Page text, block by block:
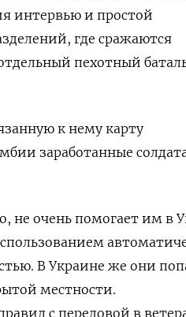
интервью и простой
где сражаются
пехотный
к нему карту
заработанные
не очень помогает им в
В Украине же они
местности.
с передовой в